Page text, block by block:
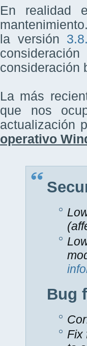
En realidad
la versión
consideración
La más
que nos
actualización
operativo
Bug
Fix